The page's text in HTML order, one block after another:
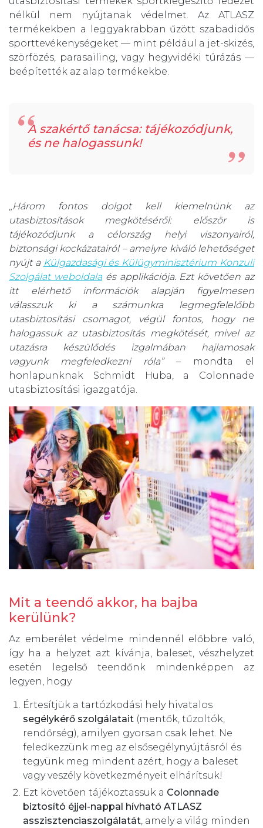
nélkül nem nyújtanak védelmet. Az ATLASZ
termékekben a leggyakrabban űzött szabadidős
sporttevékenységeket — mint például a jet-skizés,
szörfözés, parasailing, vagy hegyvidéki túrázás —
beépítették az alap termékekbe.
A szakértő tanácsa: tájékozódjunk,
és ne halogassunk!
„Három fontos dolgot kell kiemelnünk az
utasbiztosítások megkötéséről: először is
tájékozódjunk a célország helyi viszonyairól,
biztonsági kockázatairól – amelyre kiváló lehetőséget
nyújt a Külgazdasági és Külügyminisztérium Konzuli
Szolgálat weboldalaés applikációja. Ezt követően az
itt elérhető információk alapján figyelmesen
válasszuk ki a számunkra legmegfelelőbb
utasbiztosítási csomagot, végül fontos, hogy ne
halogassuk az utasbiztosítás megkötését, mivel az
utazásra készülődés izgalmában hajlamosak
vagyunk megfeledkezni róla”– mondta el
honlapunknak Schmidt Huba, a Colonnade
utasbiztosítási igazgatója.
Mit a teendő akkor, ha bajba
kerülünk?
Az emberélet védelme mindennél előbbre való,
így ha a helyzet azt kívánja, baleset, vészhelyzet
esetén legelső teendőnk mindenképpen az
legyen, hogy
Értesítjük a tartózkodási hely hivatalos
segélykérő szolgálatait (mentők, tűzoltók,
rendőrség), amilyen gyorsan csak lehet. Ne
feledkezzünk meg az elsősegélynyújtásról és
tegyünk meg mindent azért, hogy a baleset
vagy veszély következményeit elhárítsuk!
Ezt követően tájékoztassuk a Colonnade
biztosító éjjel-nappal hívható ATLASZ
asszisztenciaszolgálatát , amely a világ minden